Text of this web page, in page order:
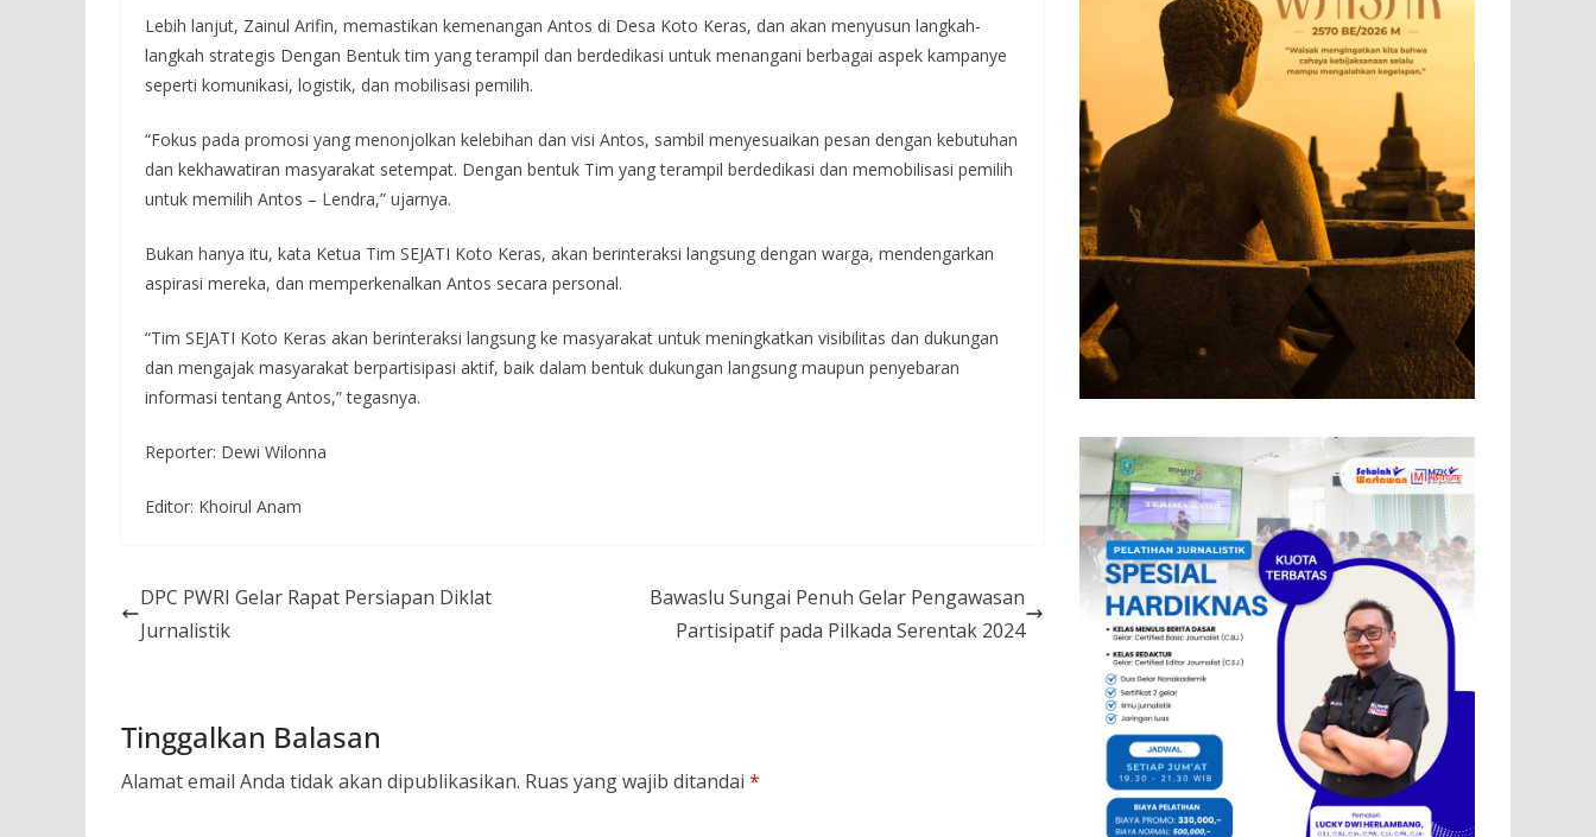
Lebih lanjut, Zainul Arifin, memastikan kemenangan Antos di Desa Koto Keras, dan akan menyusun langkah-
langkah strategis Dengan Bentuk tim yang terampil dan berdedikasi untuk menangani berbagai aspek kampanye
seperti komunikasi, logistik, dan mobilisasi pemilih.
“Fokus pada promosi yang menonjolkan kelebihan dan visi Antos, sambil menyesuaikan pesan dengan kebutuhan
dan kekhawatiran masyarakat setempat. Dengan bentuk Tim yang terampil berdedikasi dan memobilisasi pemilih
untuk memilih Antos – Lendra,” ujarnya.
Bukan hanya itu, kata Ketua Tim SEJATI Koto Keras, akan berinteraksi langsung dengan warga, mendengarkan
aspirasi mereka, dan memperkenalkan Antos secara personal.
“Tim SEJATI Koto Keras akan berinteraksi langsung ke masyarakat untuk meningkatkan visibilitas dan dukungan
dan mengajak masyarakat berpartisipasi aktif, baik dalam bentuk dukungan langsung maupun penyebaran
informasi tentang Antos,” tegasnya.
Reporter: Dewi Wilonna
Editor: Khoirul Anam
DPC PWRI Gelar Rapat Persiapan Diklat
Jurnalistik
Bawaslu Sungai Penuh Gelar Pengawasan
Partisipatif pada Pilkada Serentak 2024
Tinggalkan Balasan
Alamat email Anda tidak akan dipublikasikan. Ruas yang wajib ditandai *